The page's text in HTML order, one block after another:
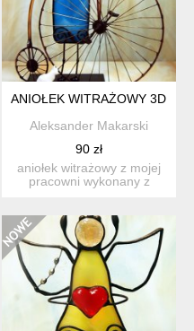
ANIOŁEK WITRAŻOWY 3D
Aleksander Makarski
90 zł
aniołek witrażowy z mojej
pracowni wykonany z